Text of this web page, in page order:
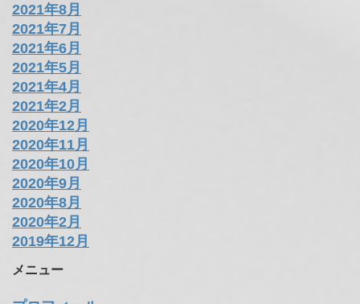
2021年8月
2021年7月
2021年6月
2021年5月
2021年4月
2021年2月
2020年12月
2020年11月
2020年10月
2020年9月
2020年8月
2020年2月
2019年12月
メニュー